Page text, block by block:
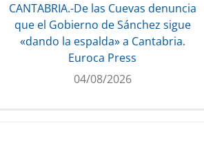
CANTABRIA.-De las Cuevas denuncia
que el Gobierno de Sánchez sigue
«dando la espalda» a Cantabria.
Euroca Press
04/08/2026